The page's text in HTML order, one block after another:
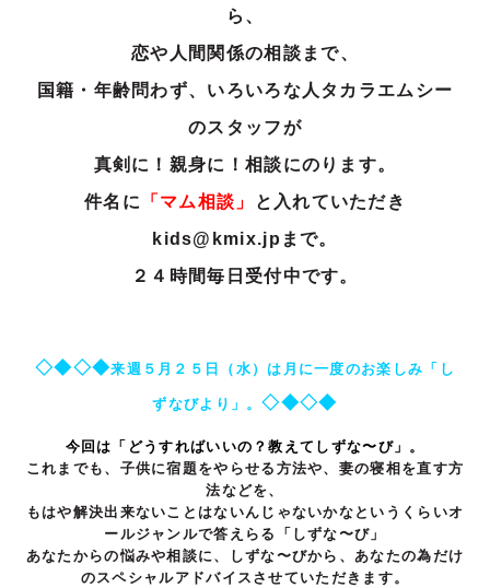
ら、
恋や人間関係の相談まで、
国籍・年齢問わず、いろいろな人タカラエムシー
のスタッフが
真剣に！親身に！相談にのります。
件名に
「マム相談」
と入れていただき
kids@kmix.jpまで。
２４時間毎日受付中です。
◇◆◇◆来週５月２５日（水）は 月に一度のお楽しみ「し
ずなびより」。◇◆◇◆
今回は 「どうすればいいの？教えてしずな〜び」。
これまでも、子供に宿題をやらせる方法や、妻の寝相を直す方
法などを、
もはや解決出来ないことはないんじゃないかなというくらいオ
ールジャンルで答えらる「しずな〜び」
あなたからの悩みや相談に、しずな〜びから、あなたの為だけ
のスペシャルアドバイスさせていただきます。